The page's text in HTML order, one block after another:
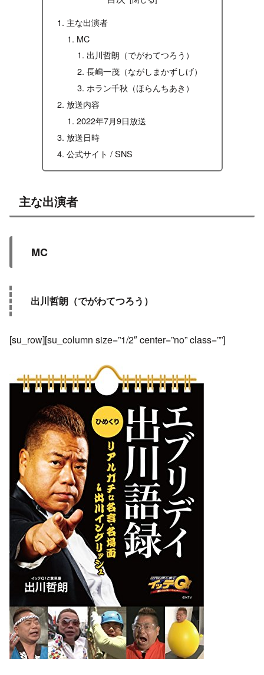
主な出演者
MC
出川哲朗（でがわてつろう）
長嶋一茂（ながしまかずしげ）
ホラン千秋（ほらんちあき）
放送内容
2022年7月9日放送
放送日時
公式サイト / SNS
主な出演者
MC
出川哲朗（でがわてつろう）
[su_row][su_column size=”1/2″ center=”no” class=””]